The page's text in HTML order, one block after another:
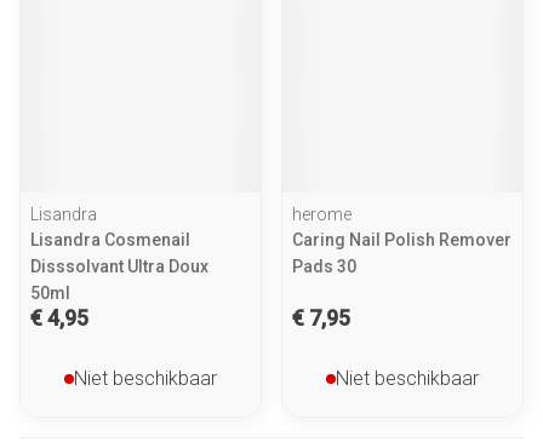
Lisandra
Lisandra Cosmenail
Disssolvant Ultra Doux
50ml
€ 4,95
Niet beschikbaar
herome
Caring Nail Polish Remover
Pads 30
€ 7,95
Niet beschikbaar